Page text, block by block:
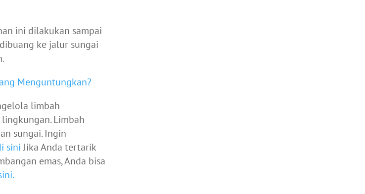
ini dilakukan sampai
ke jalur sungai
Menguntungkan?
limbah
Limbah
sungai. Ingin
sini Jika Anda tertarik
emas, Anda bisa